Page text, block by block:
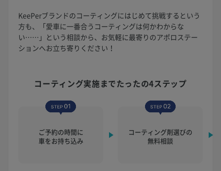
KeePerブランドのコーティングにはじめて挑戦するという
方も、「愛車に一番合うコーティングは何かわからな
い……」という相談から、お気軽に最寄りのアポロステー
ションへお立ち寄りください！
コーティング実施までたったの4ステップ
ご予約の時間に
車をお持ち込み
コーティング剤選びの
無料相談